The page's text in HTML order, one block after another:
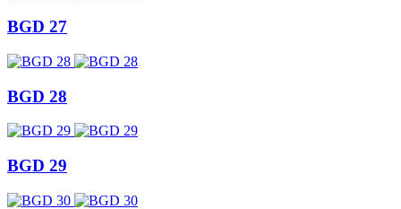
BGD 27
BGD 28
BGD 29